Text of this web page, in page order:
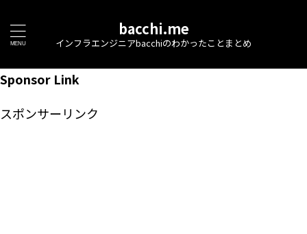
bacchi.me
インフラエンジニアbacchiのわかったことまとめ
Sponsor Link
スポンサーリンク